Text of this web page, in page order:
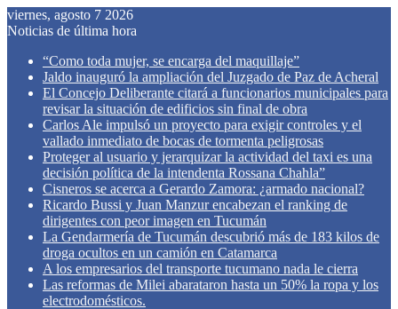
viernes, agosto 7 2026
Noticias de última hora
“Como toda mujer, se encarga del maquillaje”
Jaldo inauguró la ampliación del Juzgado de Paz de Acheral
El Concejo Deliberante citará a funcionarios municipales para
revisar la situación de edificios sin final de obra
Carlos Ale impulsó un proyecto para exigir controles y el
vallado inmediato de bocas de tormenta peligrosas
Proteger al usuario y jerarquizar la actividad del taxi es una
decisión política de la intendenta Rossana Chahla”
Cisneros se acerca a Gerardo Zamora: ¿armado nacional?
Ricardo Bussi y Juan Manzur encabezan el ranking de
dirigentes con peor imagen en Tucumán
La Gendarmería de Tucumán descubrió más de 183 kilos de
droga ocultos en un camión en Catamarca
A los empresarios del transporte tucumano nada le cierra
Las reformas de Milei abarataron hasta un 50% la ropa y los
electrodomésticos.